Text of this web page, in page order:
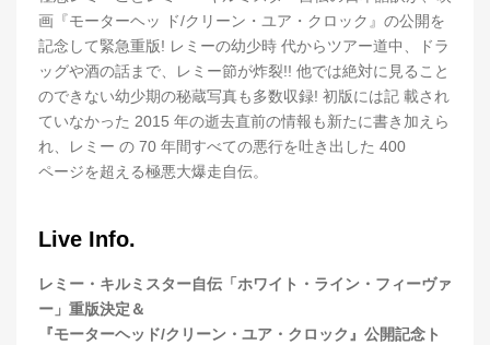
画『モーターヘッ ド/クリーン・ユア・クロック』の公開を
記念して緊急重版! レミーの幼少時 代からツアー道中、ドラ
ッグや酒の話まで、レミー節が炸裂!! 他では絶対に見ること
のできない幼少期の秘蔵写真も多数収録! 初版には記 載され
ていなかった 2015 年の逝去直前の情報も新たに書き加えら
れ、レミー の 70 年間すべての悪行を吐き出した 400
ページを超える極悪大爆走自伝。
Live Info.
レミー・キルミスター自伝「ホワイト・ライン・フィーヴァ
ー」重版決定＆
『モーターヘッド/クリーン・ユア・クロック』公開記念ト